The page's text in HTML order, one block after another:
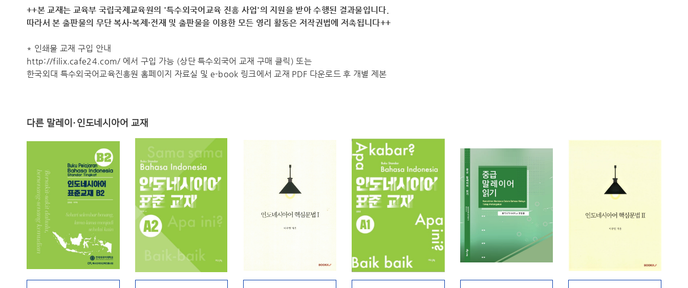
++본 교재는 교육부 국립국제교육원의 '특수외국어교육 진흥 사업'의 지원을 받아 수행된 결과물입니다.
따라서 ​본 출판물의 무단 복사·복제·전재 및 출판물을 이용한 모든 영리 활동은 저작권법에 저촉됩니다++
* 인쇄물 교재 구입 안내
http://filix.cafe24.com/ 에서 구입 가능 (상단 특수외국어 교재 구매 클릭) 또는
한국외대 특수외국어교육진흥원 홈페이지 자료실 및 e-book 링크에서 교재 PDF 다운로드 후 개별 제본
다른 말레이·인도네시아어 교재